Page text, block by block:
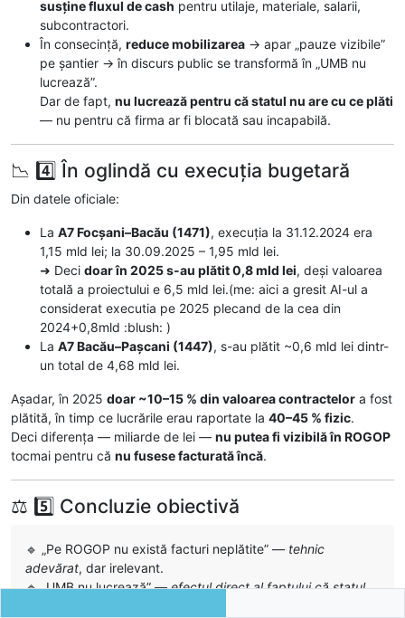
susține fluxul de cash pentru utilaje, materiale, salarii,
subcontractori.
În consecință, reduce mobilizarea → apar „pauze vizibile”
pe șantier → în discurs public se transformă în „UMB nu
lucrează”.
Dar de fapt, nu lucrează pentru că statul nu are cu ce plăti
— nu pentru că firma ar fi blocată sau incapabilă.
📉 4️⃣ În oglindă cu execuția bugetară
Din datele oficiale:
La A7 Focșani–Bacău (1471), execuția la 31.12.2024 era
1,15 mld lei; la 30.09.2025 – 1,95 mld lei.
➜ Deci doar în 2025 s-au plătit 0,8 mld lei, deși valoarea
totală a proiectului e 6,5 mld lei.(me: aici a gresit AI-ul a
considerat executia pe 2025 plecand de la cea din
2024+0,8mld :blush: )
La A7 Bacău–Pașcani (1447), s-au plătit ~0,6 mld lei dintr-
un total de 4,68 mld lei.
Așadar, în 2025 doar ~10–15 % din valoarea contractelor a fost
plătită, în timp ce lucrările erau raportate la 40–45 % fizic.
Deci diferența — miliarde de lei — nu putea fi vizibilă în ROGOP
tocmai pentru că nu fusese facturată încă.
⚖️ 5️⃣ Concluzie obiectivă
🔹 „Pe ROGOP nu există facturi neplătite” — tehnic
adevărat, dar irelevant.
🔹 „UMB nu lucrează” —efectul direct al faptului că statul